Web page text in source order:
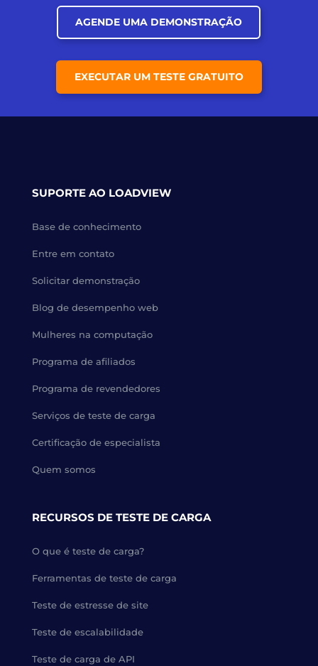
AGENDE UMA DEMONSTRAÇÃO
EXECUTAR UM TESTE GRATUITO
SUPORTE AO LOADVIEW
Base de conhecimento
Entre em contato
Solicitar demonstração
Blog de desempenho web
Mulheres na computação
Programa de afiliados
Programa de revendedores
Serviços de teste de carga
Certificação de especialista
Quem somos
RECURSOS DE TESTE DE CARGA
O que é teste de carga?
Ferramentas de teste de carga
Teste de estresse de site
Teste de escalabilidade
Teste de carga de API